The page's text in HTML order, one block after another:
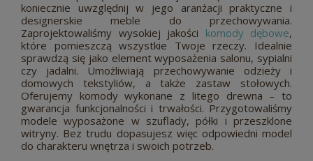
koniecznie uwzględnij w jego aranżacji praktyczne i
designerskie meble do przechowywania.
Zaprojektowaliśmy wysokiej jakości komody dębowe,
które pomieszczą wszystkie Twoje rzeczy. Idealnie
sprawdzą się jako element wyposażenia salonu, sypialni
czy jadalni. Umożliwiają przechowywanie odzieży i
domowych tekstyliów, a także zastaw stołowych.
Oferujemy komody wykonane z litego drewna – to
gwarancja funkcjonalności i trwałości. Przygotowaliśmy
modele wyposażone w szuflady, półki i przeszklone
witryny. Bez trudu dopasujesz więc odpowiedni model
do charakteru wnętrza i swoich potrzeb.